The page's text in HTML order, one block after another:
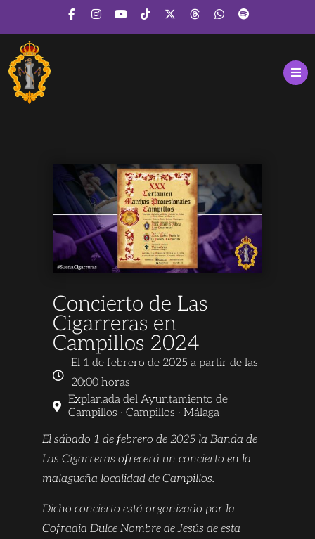
Concierto de Las
Cigarreras en
Campillos 2024
El 1 de febrero de 2025 a partir de las
20:00 horas
Explanada del Ayuntamiento de
Campillos · Campillos · Málaga
El sábado 1 de febrero de 2025 la Banda de
Las Cigarreras ofrecerá un concierto en la
malagueña localidad de Campillos.
Dicho concierto está organizado por la
Cofradia Dulce Nombre de Jesús de esta